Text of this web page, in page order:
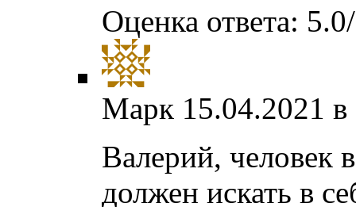
Оценка ответа: 5.0/
Марк 15.04.2021
Валерий, человек
должен искать в